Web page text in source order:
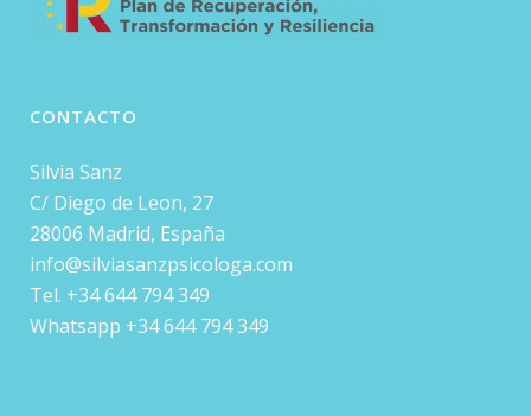
CONTACTO
Silvia Sanz
C/ Diego de Leon, 27
28006 Madrid, España
info@silviasanzpsicologa.com
Tel. +34 644 794 349
Whatsapp +34 644 794 349